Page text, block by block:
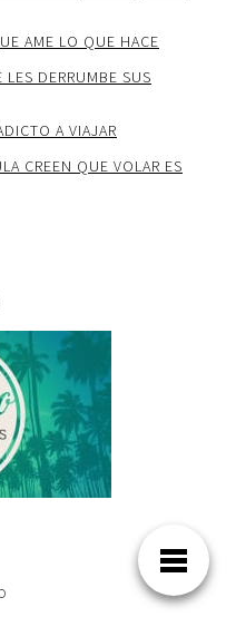
AME LO QUE HACE
DERRUMBE SUS
A VIAJAR
CREEN QUE VOLAR ES